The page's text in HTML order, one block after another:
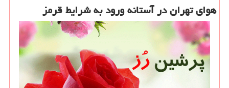
هوای تهران در آستانه ورود به شرایط قرمز